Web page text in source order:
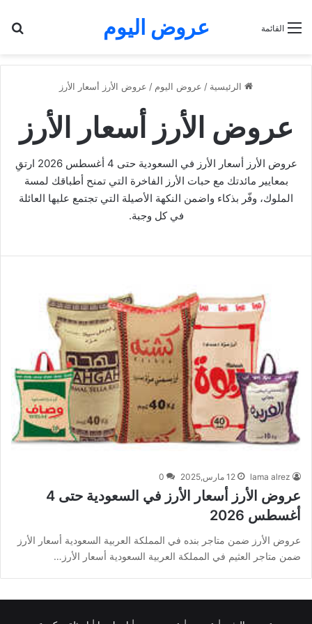
عروض اليوم القائمة
الرئيسية / عروض اليوم / عروض الأرز أسعار الأرز
عروض الأرز أسعار الأرز
عروض الأرز أسعار الأرز في السعودية حتى 4 أغسطس 2026 ارتقِ
بمعايير مائدتك مع حبات الأرز الفاخرة التي تمنح أطباقك لمسة
الملوك، وفّر بذكاء واضمن النكهة الأصيلة التي تجتمع عليها العائلة
في كل وجبة.
lama alrez 12 مارس,2025 0
عروض الأرز أسعار الأرز في السعودية حتى 4
أغسطس 2026
عروض الأرز ضمن متاجر بنده في المملكة العربية السعودية أسعار الأرز
ضمن متاجر العثيم في المملكة العربية السعودية أسعار الأرز…